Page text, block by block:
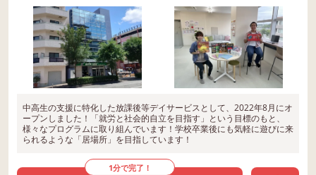
中高生の支援に特化した放課後等デイサービスとして、2022年8月にオ
ープンしました！「就労と社会的自立を目指す」という目標のもと、
様々なプログラムに取り組んでいます！学校卒業後にも気軽に遊びに来
られるような「居場所」を目指しています！
1分で完了！